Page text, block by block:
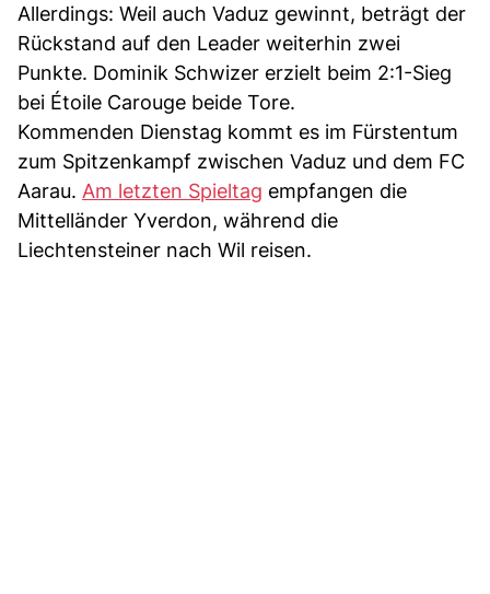
Allerdings: Weil auch Vaduz gewinnt, beträgt der
Rückstand auf den Leader weiterhin zwei
Punkte. Dominik Schwizer erzielt beim 2:1-Sieg
bei Étoile Carouge beide Tore.
Kommenden Dienstag kommt es im Fürstentum
zum Spitzenkampf zwischen Vaduz und dem FC
Aarau. Am letzten Spieltag empfangen die
Mittelländer Yverdon, während die
Liechtensteiner nach Wil reisen.